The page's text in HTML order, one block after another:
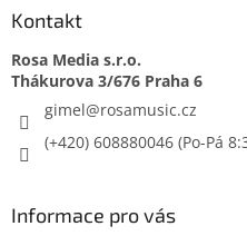
Kontakt
Rosa Media s.r.o.
gimel@rosamusic.cz
(+420) 608880046
Informace pro vás